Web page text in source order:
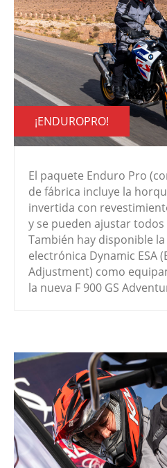
¡ENDUROPRO!
El paquete Enduro Pro
de fábrica incluye la
invertida con
y se pueden ajustar
También hay disponible
electrónica Dynamic ESA
Adjustment) como
la nueva F 900 GS